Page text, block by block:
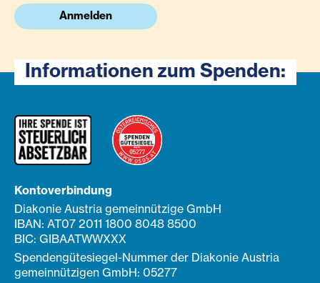
Anmelden
Informationen zum Spenden:
Kontoverbindung
Diakonie Austria gemeinnützige GmbH
IBAN: AT07 2011 1800 8048 8500
BIC: GIBAATWWXXX
Spendengütesiegel-Nummer der Diakonie Austria
gemeinnützigen GmbH: 05277